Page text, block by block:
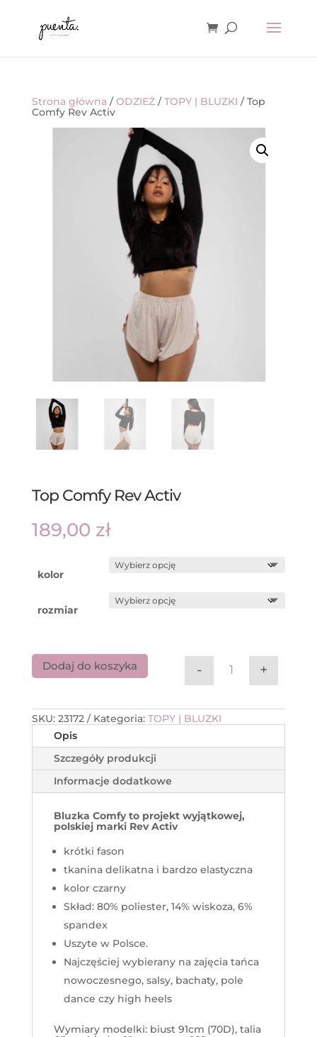
Strona główna /ODZIEŻ/TOPY | BLUZKI / Top
Comfy Rev Activ
Top Comfy Rev Activ
189,00 zł
kolor
rozmiar
ilość Top Comfy
- +
Dodaj do koszyka
SKU: 23172 Kategoria: TOPY | BLUZKI
Opis
Szczegóły produkcji
Informacje dodatkowe
Bluzka Comfy to projekt wyjątkowej,
polskiej marki Rev Activ
krótki fason
tkanina delikatna i bardzo elastyczna
kolor czarny
Skład: 80% poliester, 14% wiskoza, 6%
spandex
Uszyte w Polsce.
Najczęściej wybierany na zajęcia tańca
nowoczesnego, salsy, bachaty, pole
dance czy high heels
Wymiary modelki: biust 91cm (70D), talia